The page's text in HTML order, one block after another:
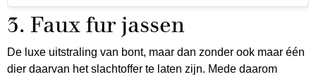
3. Faux fur jassen
De luxe uitstraling van bont, maar dan zonder ook maar één
dier daarvan het slachtoffer te laten zijn. Mede daarom